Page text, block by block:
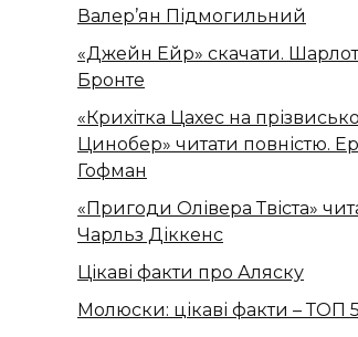
Валер’ян Підмогильний
«Джейн Ейр» скачати.
Бронте
«Крихітка Цахес на прізвисько
Цинобер» читати повністю.
Гофман
«Пригоди Олівера Твіста»
Чарльз Діккенс
Цікаві факти про Аляску
Молюски: цікаві факти – ТОП